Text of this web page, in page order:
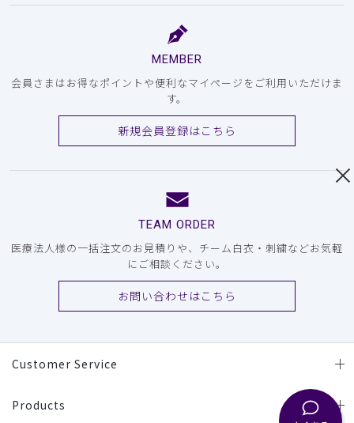
MEMBER
会員さまはお得なポイントや便利なマイページをご利用いただけま
す。
新規会員登録はこちら
TEAM ORDER
医療法人様の一括注文のお見積りや、チーム白衣・刺繍などお気軽
にご相談ください。
お問い合わせはこちら
Customer Service
Products